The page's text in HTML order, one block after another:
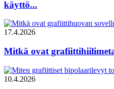
käyttö...
17.4.2026
Mitkä ovat
10.4.2026